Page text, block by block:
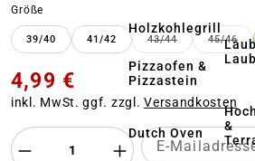
Holzkohlegrill
Pizzaofen &
Pizzastein
Dutch Oven
&
Größe
39/40 41/42 43/44(DIESE OPTION
45/46
4,99 €
inkl. MwSt. ggf. zzgl.Versandkosten